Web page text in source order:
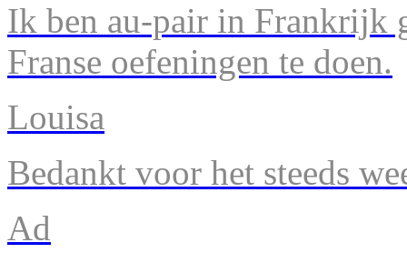
Ik ben au-pair in Frankrijk
Franse oefeningen te doen.
Louisa
Bedankt voor het steeds
Ad